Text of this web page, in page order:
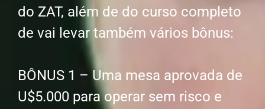
do ZAT, além de do curso completo
de vai levar também vários bônus:
BÔNUS 1 – Uma mesa aprovada de
U$5.000 para operar sem risco e